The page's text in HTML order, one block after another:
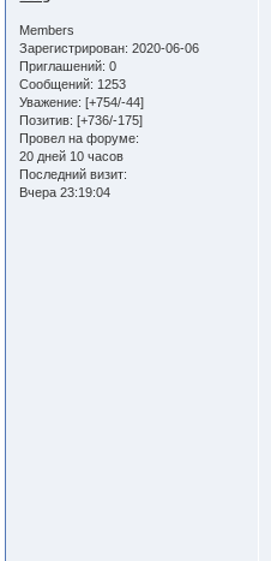
Members
Зарегистрирован: 2020-06-06
Приглашений: 0
Сообщений: 1253
Уважение: [+754/-44]
Позитив: [+736/-175]
Провел на форуме:
20 дней 10 часов
Последний визит:
Вчера 23:19:04